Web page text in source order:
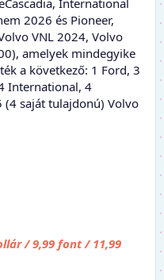
International
2026 és Pioneer,
VNL 2024, Volvo
amelyek mindegyike
a következő: 1 Ford, 3
International, 4
(4 saját tulajdonú) Volvo
/ 9,99 font / 11,99